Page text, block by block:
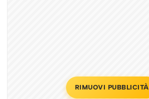
RIMUOVI PUBBLICITÀ